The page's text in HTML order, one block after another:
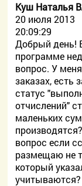
Куш Наталья
20 июля 2013
20:09:29
Добрый день!
программе
вопрос. У
заказах, есть
статус
отчислений"
маленьких
вопрос если
размещаю не
который
учитываются?